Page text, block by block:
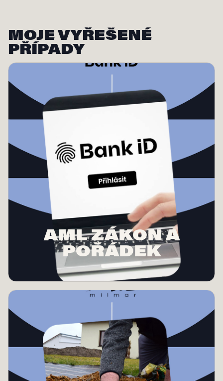
MOJE VYŘEŠENÉ
PŘÍPADY
AML ZÁKON A
POŘÁDEK